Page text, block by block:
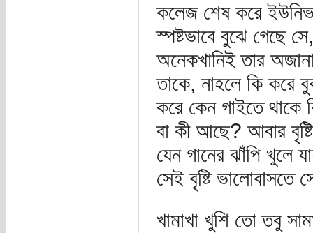
কলেজ শেষ করে
স্পষ্টভাবে বুঝে গেছে
অনেকখানিই তার
তাকে, নাহলে কি করে
করে কেন গাইতে
বা কী আছে? আবার
যেন গানের ঝাঁপি খুলে
সেই বৃষ্টি
খামাখা খুশি তো তবু